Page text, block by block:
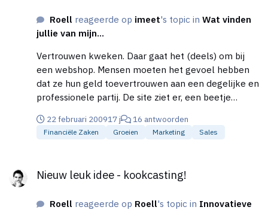
Roell reageerde op imeet's topic inWat vinden
jullie van mijn...
Vertrouwen kweken. Daar gaat het (deels) om bij
een webshop. Mensen moeten het gevoel hebben
dat ze hun geld toevertrouwen aan een degelijke en
professionele partij. De site ziet er, een beetje
Teveel opschmuk hou ik niet van, maar het is het net
niet. Grotere buttons. Een lekker ogende
instantie wat degelijker en proffessioneler te laten
22 februari 200917 j 16 antwoorden
Financiële Zaken Groeien Marketing Sales
Nieuw leuk idee - kookcasting!
Roell reageerde op Roell's topic in Innovatieve